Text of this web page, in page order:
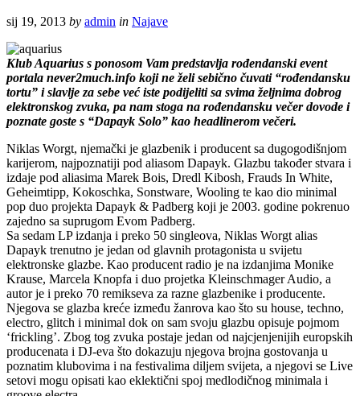
sij 19, 2013 by admin in Najave
Klub Aquarius s ponosom Vam predstavlja rođendanski event
portala never2much.info koji ne želi sebično čuvati “rođendansku
tortu” i slavlje za sebe već iste podijeliti sa svima željnima dobrog
elektronskog zvuka, pa nam stoga na rođendansku večer dovode i
poznate goste s “Dapayk Solo” kao headlinerom večeri.
Niklas Worgt, njemački je glazbenik i producent sa dugogodišnjom
karijerom, najpoznatiji pod aliasom Dapayk. Glazbu također stvara i
izdaje pod aliasima Marek Bois, Dredl Kibosh, Frauds In White,
Geheimtipp, Kokoschka, Sonstware, Wooling te kao dio minimal
pop duo projekta Dapayk & Padberg koji je 2003. godine pokrenuo
zajedno sa suprugom Evom Padberg.
Sa sedam LP izdanja i preko 50 singleova, Niklas Worgt alias
Dapayk trenutno je jedan od glavnih protagonista u svijetu
elektronske glazbe. Kao producent radio je na izdanjima Monike
Krause, Marcela Knopfa i duo projetka Kleinschmager Audio, a
autor je i preko 70 remikseva za razne glazbenike i producente.
Njegova se glazba kreće između žanrova kao što su house, techno,
electro, glitch i minimal dok on sam svoju glazbu opisuje pojmom
‘frickling’. Zbog tog zvuka postaje jedan od najcjenjenijih europskih
producenata i DJ-eva što dokazuju njegova brojna gostovanja u
poznatim klubovima i na festivalima diljem svijeta, a njegovi se Live
setovi mogu opisati kao eklektični spoj medlodičnog minimala i